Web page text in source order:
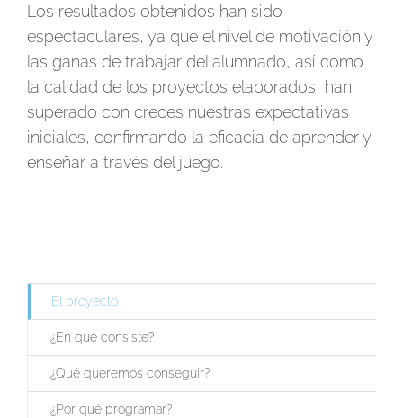
Los resultados obtenidos han sido
espectaculares, ya que el nivel de motivación y
las ganas de trabajar del alumnado, así como
la calidad de los proyectos elaborados, han
superado con creces nuestras expectativas
iniciales, confirmando la eficacia de aprender y
enseñar a través del juego.
El proyecto
¿En qué consiste?
¿Qué queremos conseguir?
¿Por qué programar?